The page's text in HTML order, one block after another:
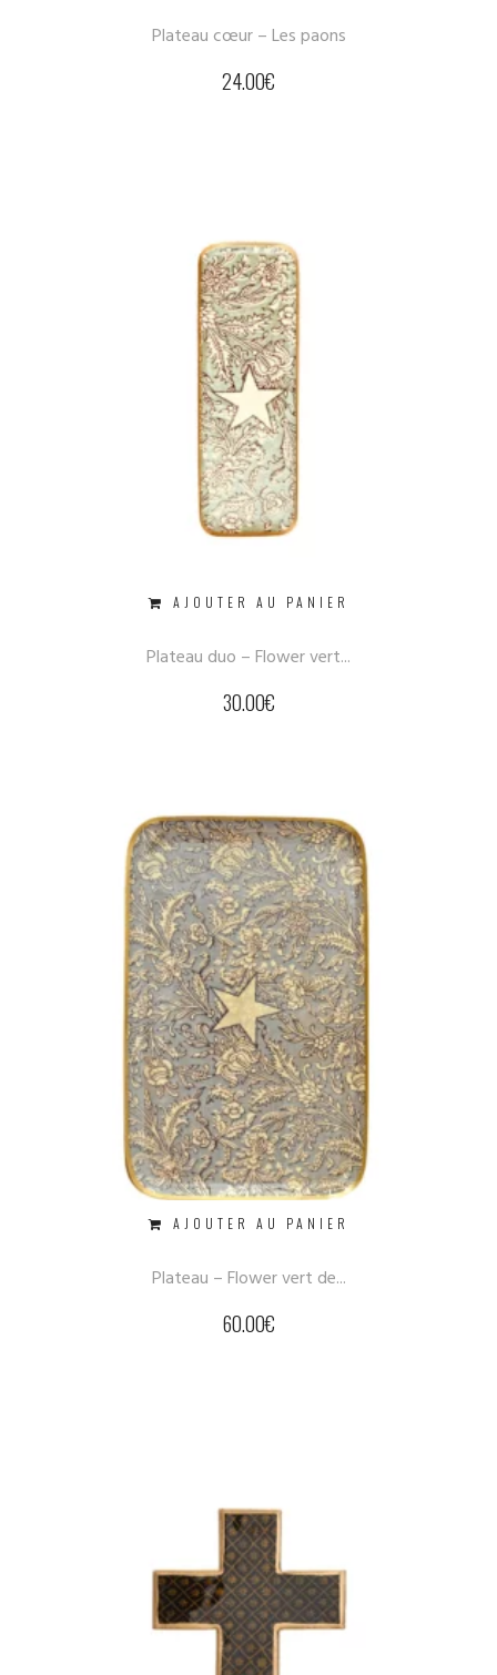
Plateau cœur – Les paons
24.00€
AJOUTER AU PANIER
Plateau duo – Flower vert...
30.00€
AJOUTER AU PANIER
Plateau – Flower vert de...
60.00€